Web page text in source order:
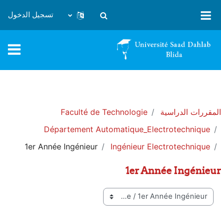
تبديل إدخال البحث
تسجيل الدخول
المقررات الدراسية
Faculté de Technologie
Département Automatique_Electrotechnique
Ingénieur Electrotechnique
1er Année Ingénieur
1er Année Ingénieur
تصنيفات المقررات